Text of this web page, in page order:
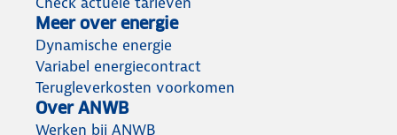
Meer over energie
Dynamische energie
Variabel energiecontract
Terugleverkosten voorkomen
Over ANWB
Werken bij ANWB